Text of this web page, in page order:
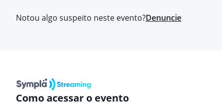
Notou algo suspeito neste evento?Denuncie
Como acessar o evento